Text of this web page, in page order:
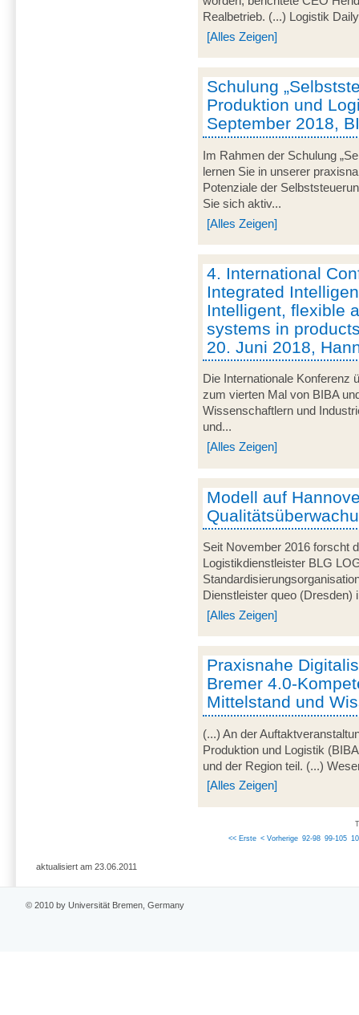
Realbetrieb. (...) Logistik
[Alles Zeigen]
Schulung
Produktion und
September 2018,
Im Rahmen der Schulung
lernen Sie in unserer
Potenziale der
Sie sich aktiv...
[Alles Zeigen]
4. International
Integrated
Intelligent, flexible
systems in
20. Juni 2018,
Die Internationale Konferenz
zum vierten Mal von BIBA
Wissenschaftlern und
und...
[Alles Zeigen]
Modell auf
Seit November 2016 forscht
Logistikdienstleister BLG
Dienstleister queo (Dresden)
[Alles Zeigen]
Praxisnahe
Bremer 4.0-
Mittelstand und
(...) An der
Produktion und Logistik
und der Region teil. (...)
[Alles Zeigen]
<< Erste < Vorherige 92-98 99-105
aktualisiert am 23.06.2011
© 2010 by Universität Bremen, Germany